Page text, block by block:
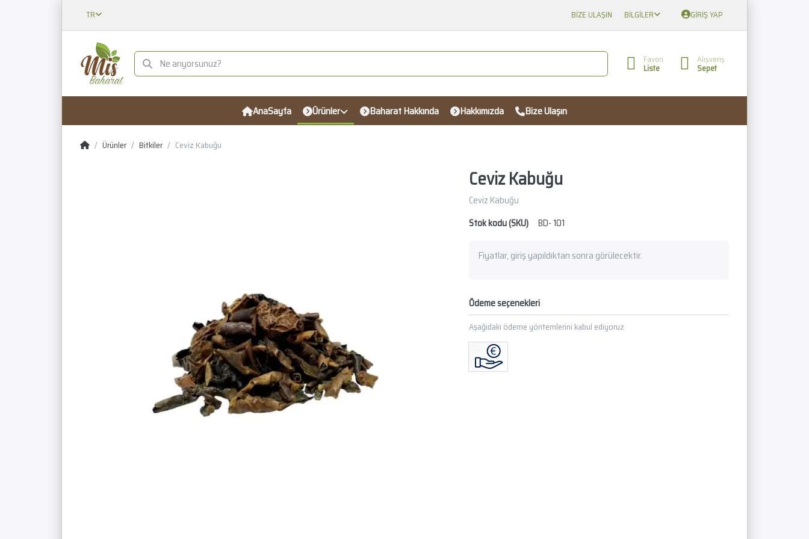
TR BIZE ULAŞIN BILGILER GIRIŞ YAP
Favori
Liste
Alışveriş
Sepet
AnaSayfa Ürünler Baharat Hakkında Hakkımızda Bize Ulaşın
Ürünler Bitkiler Ceviz Kabuğu
Ceviz Kabuğu
Ceviz Kabuğu
Stok kodu (SKU)
BD- 101
Fiyatlar, giriş yapıldıktan sonra görülecektir.
Ödeme seçenekleri
Aşağıdaki ödeme yöntemlerini kabul ediyoruz